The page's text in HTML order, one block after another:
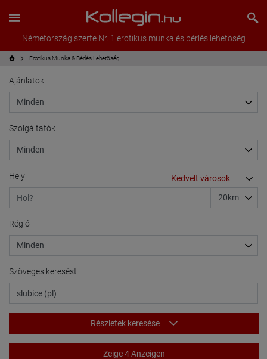
Németország szerte Nr. 1 erotikus munka és bérlés lehetöség
Erotikus Munka & Bérlés Lehetöség
Ajánlatok
Szolgáltatók
Hely
Régió
Szöveges keresést
Részletek keresése
Zeige 4 Anzeigen